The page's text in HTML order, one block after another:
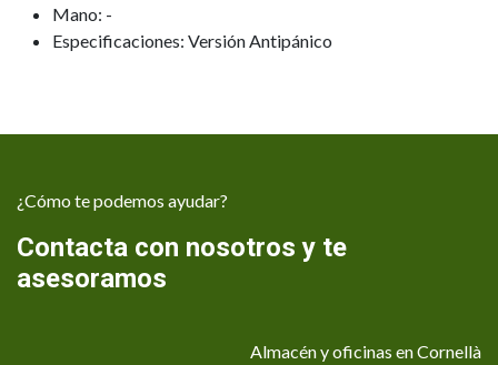
Mano: -
Especificaciones: Versión Antipánico
¿Cómo te podemos ayudar?
Contacta con nosotros y te
asesoramos
Almacén y oficinas en Cornellà